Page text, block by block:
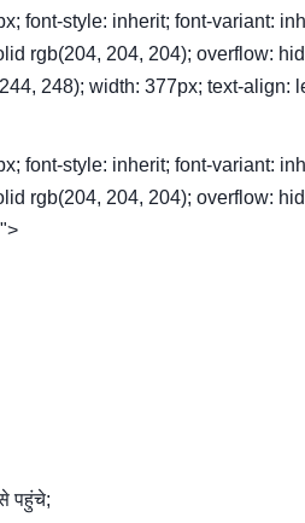
font-style: inherit; font-variant:
rgb(204, 204, 204); overflow:
248); width: 377px; text-align:
font-style: inherit; font-variant:
rgb(204, 204, 204); overflow:
पहुंचे;